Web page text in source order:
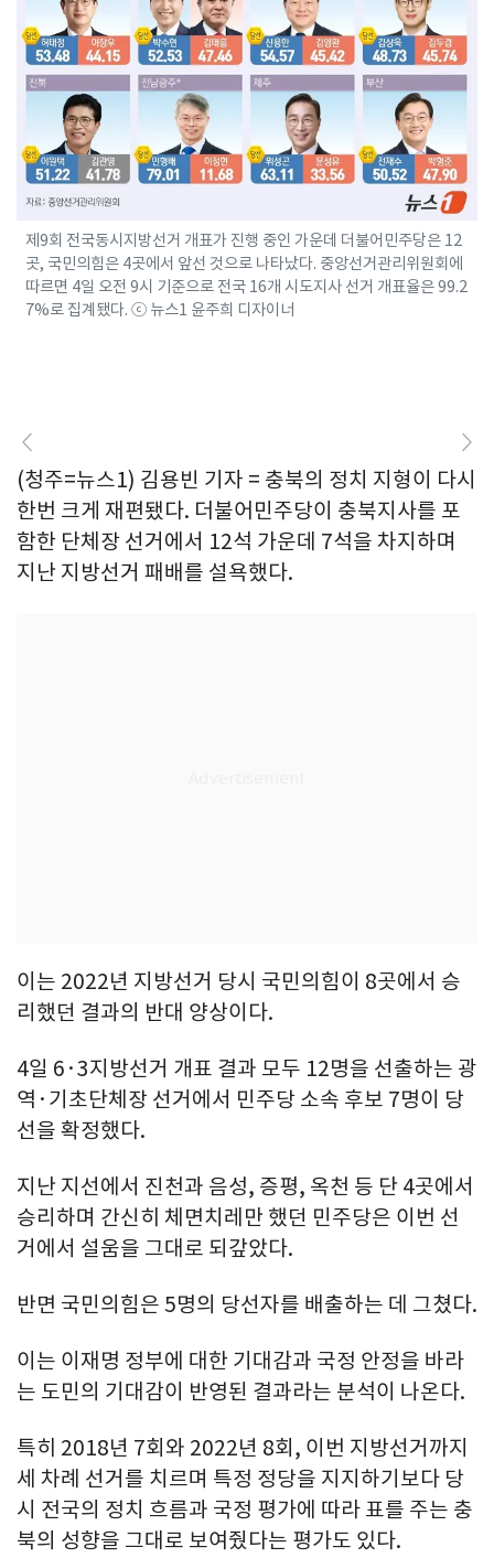
제9회 전국동시지방선거 개표가 진행 중인 가운데 더불어민주당은 12
곳, 국민의힘은 4곳에서 앞선 것으로 나타났다. 중앙선거관리위원회에
따르면 4일 오전 9시 기준으로 전국 16개 시도지사 선거 개표율은 99.2
7%로 집계됐다. ⓒ 뉴스1 윤주희 디자이너
(청주=뉴스1) 김용빈 기자 = 충북의 정치 지형이 다시
한번 크게 재편됐다. 더불어민주당이 충북지사를 포
함한 단체장 선거에서 12석 가운데 7석을 차지하며
지난 지방선거 패배를 설욕했다.
이는 2022년 지방선거 당시 국민의힘이 8곳에서 승
리했던 결과의 반대 양상이다.
4일 6·3지방선거 개표 결과 모두 12명을 선출하는 광
역·기초단체장 선거에서 민주당 소속 후보 7명이 당
선을 확정했다.
지난 지선에서 진천과 음성, 증평, 옥천 등 단 4곳에서
승리하며 간신히 체면치레만 했던 민주당은 이번 선
거에서 설움을 그대로 되갚았다.
반면 국민의힘은 5명의 당선자를 배출하는 데 그쳤다.
이는 이재명 정부에 대한 기대감과 국정 안정을 바라
는 도민의 기대감이 반영된 결과라는 분석이 나온다.
특히 2018년 7회와 2022년 8회, 이번 지방선거까지
세 차례 선거를 치르며 특정 정당을 지지하기보다 당
시 전국의 정치 흐름과 국정 평가에 따라 표를 주는 충
북의 성향을 그대로 보여줬다는 평가도 있다.